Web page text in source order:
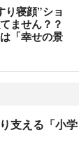
り寝顔”ショ
ません？？
「幸せの景
支える「小学